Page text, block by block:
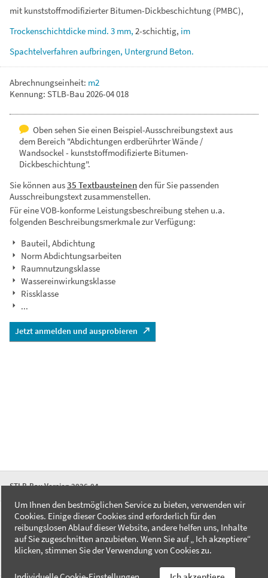
mit kunststoffmodifizierterBitumen-Dickbeschichtung (PMBC),
Trockenschichtdicke mind. 3 mm, 2-schichtig, im
Spachtelverfahren aufbringen, Untergrund Beton.
Abrechnungseinheit: m2
Kennung: STLB-Bau 2026-04 018
Oben sehen Sie einen Beispiel-Ausschreibungstext aus
dem Bereich "Abdichtungen erdberührter Wände /
Wandsockel - kunststoffmodifizierte Bitumen-
Dickbeschichtung".
Sie können aus35 Textbausteinenden für Sie passenden
Ausschreibungstext zusammenstellen.
Für eine VOB-konforme Leistungsbeschreibung stehen u.a.
folgenden Beschreibungsmerkmale zur Verfügung:
Bauteil, Abdichtung
Norm Abdichtungsarbeiten
Raumnutzungsklasse
Wassereinwirkungsklasse
Rissklasse
...
Jetzt anmelden und ausprobieren
STLB-Bau Version 2026-04
FAQ
Kontakt
Datenschutzerklärung
Um Ihnen den bestmöglichen Service zu bieten, verwenden wir
Cookies. Einige dieser Cookies sind erforderlich für den
reibungslosen Ablauf dieser Website, andere helfen uns, Inhalte
auf Sie zugeschnitten anzubieten. Wenn Sie auf „ Ich akzeptiere“
klicken, stimmen Sie der Verwendung von Cookies zu.